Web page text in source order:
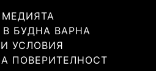
МЕДИЯТА
БУДНА ВАРНА
УСЛОВИЯ
ПОВЕРИТЕЛНОСТ